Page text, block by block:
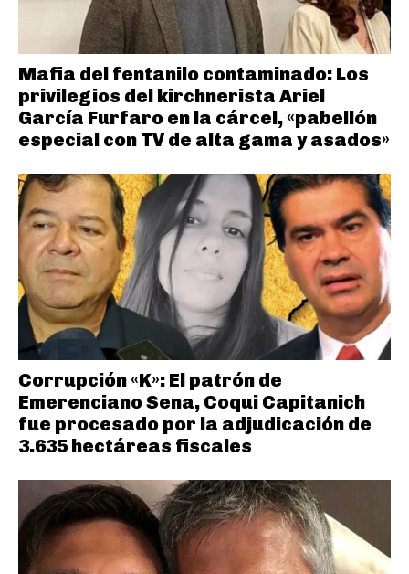
Mafia del fentanilo contaminado: Los
privilegios del kirchnerista Ariel
García Furfaro en la cárcel, «pabellón
especial con TV de alta gama y asados»
Corrupción «K»: El patrón de
Emerenciano Sena, Coqui Capitanich
fue procesado por la adjudicación de
3.635 hectáreas fiscales